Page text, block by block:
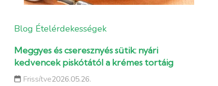
Blog Ételérdekességek
Meggyes és cseresznyés sütik: nyári
kedvencek piskótától a krémes tortáig
Frissítve2026.05.26.